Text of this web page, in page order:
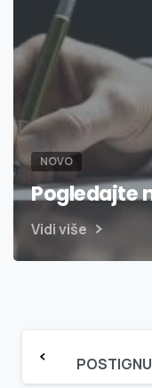
NOVO
Pogledajte
Vidi više
Reading